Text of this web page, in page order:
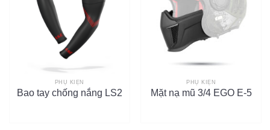
PHỤ KIỆN
Bao tay chống nắng LS2
PHỤ KIỆN
Mặt nạ mũ 3/4 EGO E-5